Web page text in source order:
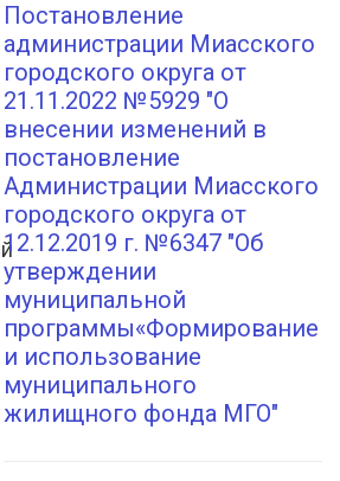
Постановление
администрации Миасского
городского округа от
21.11.2022 №5929 "О
внесении изменений в
постановление
Администрации Миасского
городского округа от
12.12.2019 г. №6347 "Об
утверждении
муниципальной
программы«Формирование
и использование
муниципального
жилищного фонда МГО"